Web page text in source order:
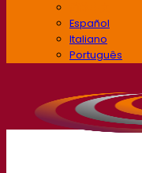
Español
Italiano
Português